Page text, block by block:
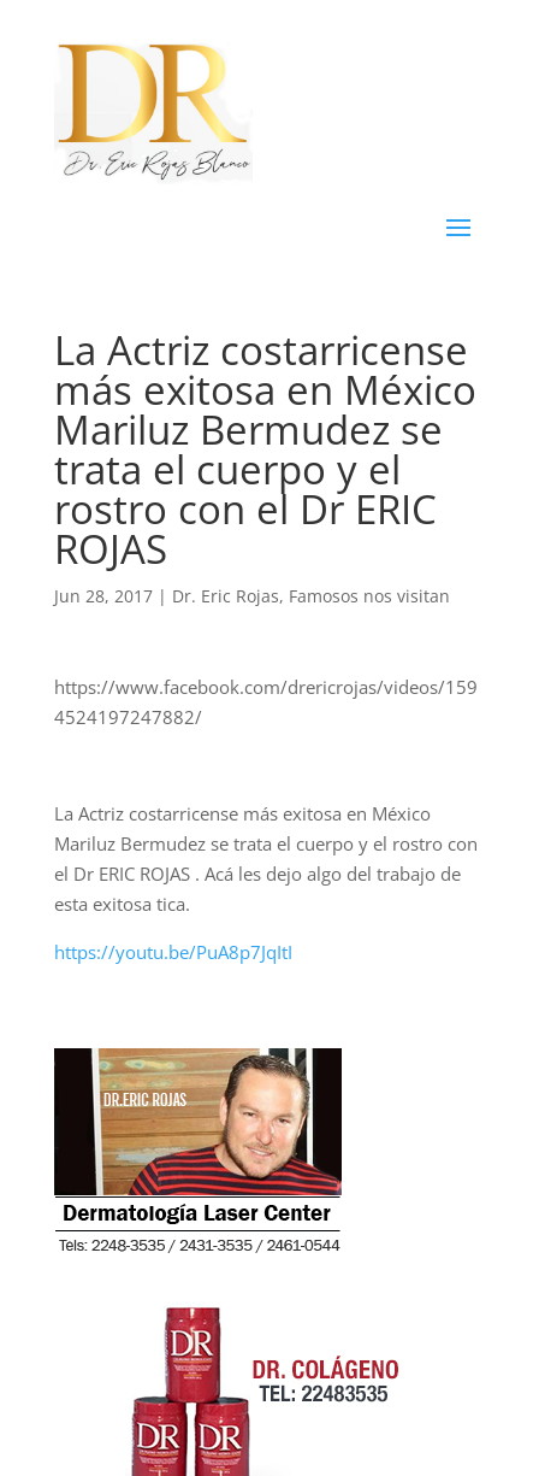
La Actriz costarricense
más exitosa en México
Mariluz Bermudez se
trata el cuerpo y el
rostro con el Dr ERIC
ROJAS
Jun 28, 2017| Dr. Eric Rojas, Famosos nos visitan
https://www.facebook.com/drericrojas/videos/159
4524197247882/
La Actriz costarricense más exitosa en México
Mariluz Bermudez se trata el cuerpo y el rostro con
el Dr ERIC ROJAS . Acá les dejo algo del trabajo de
esta exitosa tica.
https://youtu.be/PuA8p7JqItI